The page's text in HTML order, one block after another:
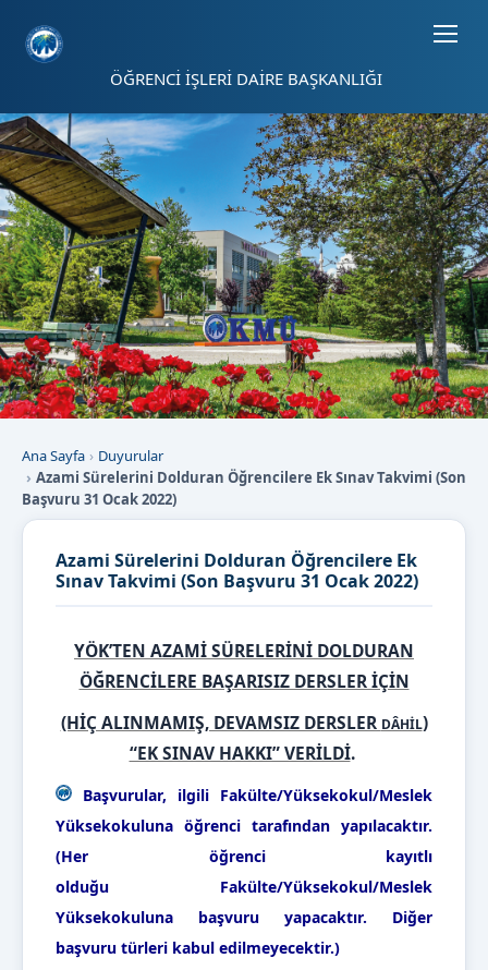
ÖĞRENCİ İŞLERİ DAİRE BAŞKANLIĞI
Ana Sayfa
Duyurular
Azami Sürelerini Dolduran Öğrencilere Ek Sınav Takvimi (Son
Başvuru 31 Ocak 2022)
Azami Sürelerini Dolduran Öğrencilere Ek
Sınav Takvimi (Son Başvuru 31 Ocak 2022)
YÖK’TEN AZAMİ SÜRELERİNİ DOLDURAN
ÖĞRENCİLERE BAŞARISIZ DERSLER İÇİN
(HİÇ ALINMAMIŞ, DEVAMSIZ DERSLER DÂHİL)
“EK SINAV HAKKI” VERİLDİ.
Başvurular, ilgili Fakülte/Yüksekokul/Meslek
Yüksekokuluna öğrenci tarafından yapılacaktır.
(Her öğrenci kayıtlı
olduğu Fakülte/Yüksekokul/Meslek
Yüksekokuluna başvuru yapacaktır. Diğer
başvuru türleri kabul edilmeyecektir.)